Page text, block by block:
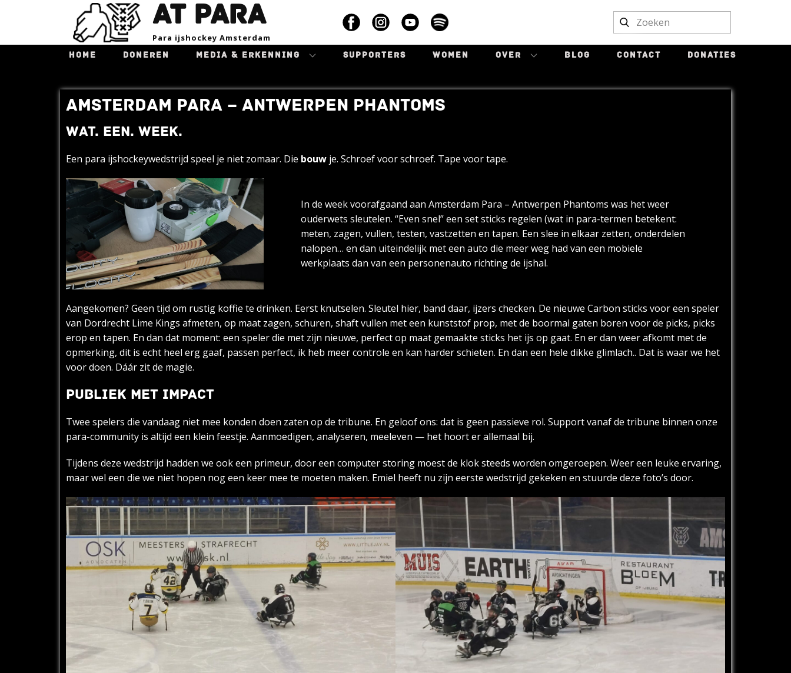
AT PARA
Para ijsho​ckey Amsterdam
HOME DONEREN MEDIA & ERKENNING SUPPORTERS WOMEN OVER BLOG CONTACT DONATIES
AMSTERDAM PARA – ANTWERPEN PHANTOMS
WAT. EEN. WEEK.
Een para ijshockeywedstrijd speel je niet zomaar. Die bouw je. Schroef voor schroef. Tape voor tape.
In de week voorafgaand aan Amsterdam Para – Antwerpen Phantoms was het weer
ouderwets sleutelen. “Even snel” een set sticks regelen (wat in para-termen betekent:
meten, zagen, vullen, testen, vastzetten en tapen. Een slee in elkaar zetten, onderdelen
nalopen… en dan uiteindelijk met een auto die meer weg had van een mobiele
werkplaats dan van een personenauto richting de ijshal.
Aangekomen? Geen tijd om rustig koffie te drinken. Eerst knutselen. Sleutel hier, band daar, ijzers checken. De nieuwe Carbon sticks voor een speler
van Dordrecht Lime Kings afmeten, op maat zagen, schuren, shaft vullen met een kunststof prop, met de boormal gaten boren voor de picks, picks
erop en tapen. En dan dat moment: een speler die met zijn nieuwe, perfect op maat gemaakte sticks het ijs op gaat. En er dan weer afkomt met de
opmerking, dit is echt heel erg gaaf, passen perfect, ik heb meer controle en kan harder schieten. En dan een hele dikke glimlach.. Dat is waar we het
voor doen. Dáár zit de magie.
PUBLIEK MET IMPACT
Twee spelers die vandaag niet mee konden doen zaten op de tribune. En geloof ons: dat is geen passieve rol. Support vanaf de tribune binnen onze
para-community is altijd een klein feestje. Aanmoedigen, analyseren, meeleven — het hoort er allemaal bij.
Tijdens deze wedstrijd hadden we ook een primeur, door een computer storing moest de klok steeds worden omgeroepen. Weer een leuke ervaring,
maar wel een die we niet hopen nog een keer mee te moeten maken. Emiel heeft nu zijn eerste wedstrijd gekeken en stuurde deze foto’s door.